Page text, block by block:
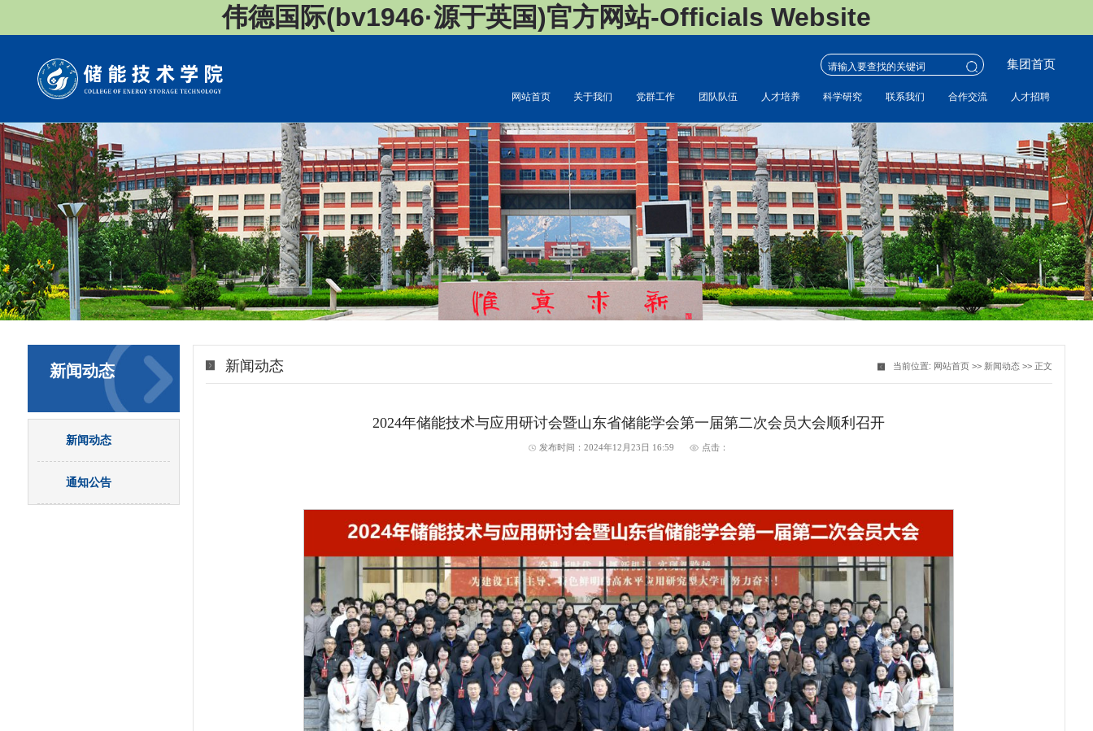
伟德国际(bv1946·源于英国)官方网站-Officials Website
集团首页
网站首页 关于我们 党群工作 团队队伍 人才培养 科学研究 联系我们 合作交流 人才招聘
新闻动态
新闻动态
通知公告
新闻动态 当前位置: 网站首页 >> 新闻动态 >> 正文
2024年储能技术与应用研讨会暨山东省储能学会第一届第二次会员大会顺利召开
发布时间：2024年12月23日 16:59 点击：